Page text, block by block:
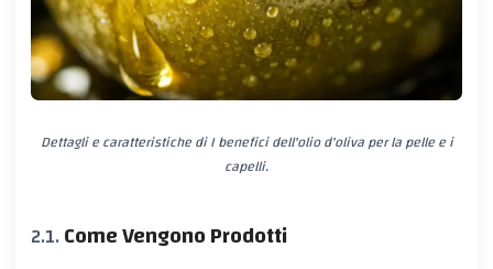
Dettagli e caratteristiche di I benefici dell'olio d'oliva per la pelle e i
capelli.
Come Vengono Prodotti